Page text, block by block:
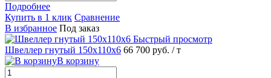
Подробнее
Купить в 1 клик Сравнение
В избранное Под заказ
Быстрый просмотр
Швеллер гнутый 150х110х6 66 700 руб. / т
В корзину